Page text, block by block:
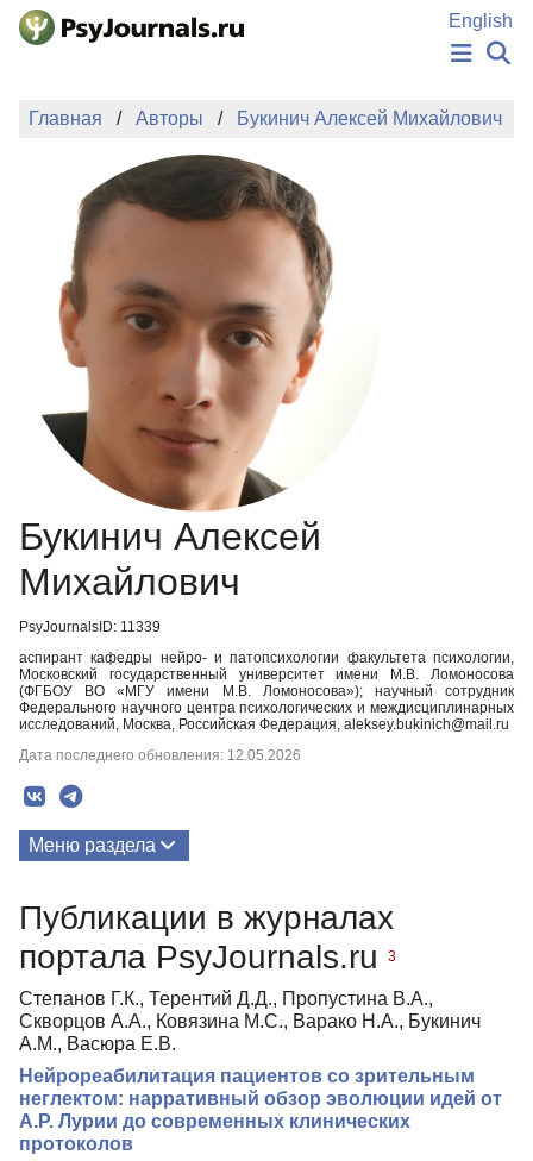
Перейти к основному содержанию
English
НОВОСТИ
АВТОРЫ
ПОДАТЬ РУКОПИСЬ
БАЗА ЗНАНИЙ
КЛЮЧЕВЫЕ СЛОВА
Регистрация
Главная Авторы Букинич Алексей Михайлович
Букинич Алексей
Михайлович
PsyJournalsID: 11339
аспирант кафедры нейро- и патопсихологии факультета психологии,
Московский государственный университет имени М.В. Ломоносова
(ФГБОУ ВО «МГУ имени М.В. Ломоносова»); научный сотрудник
Федерального научного центра психологических и междисциплинарных
исследований, Москва, Российская Федерация, aleksey.bukinich@mail.ru
Дата последнего обновления: 12.05.2026
Меню раздела
Публикации в журналах
портала PsyJournals.ru
3
Степанов Г.К., Терентий Д.Д., Пропустина В.А.,
Скворцов А.А., Ковязина М.С., Варако Н.А., Букинич
А.М., Васюра Е.В.
Нейрореабилитация пациентов со зрительным
неглектом: нарративный обзор эволюции идей от
А.Р. Лурии до современных клинических
протоколов